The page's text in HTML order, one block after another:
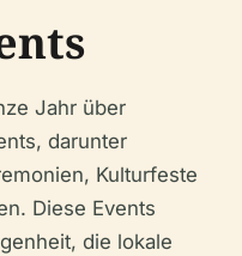
Jahr über
darunter
Kulturfeste
Diese Events
die lokale